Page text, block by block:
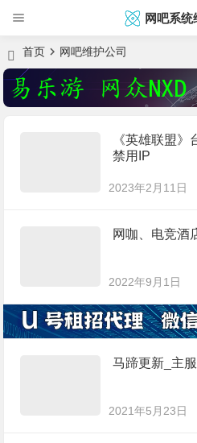
网吧系统
首页 网吧维护公司
《英雄联盟
禁用IP
2023年2月11日
网咖、电竞酒
2022年9月1日
马蹄更新_主
2021年5月23日